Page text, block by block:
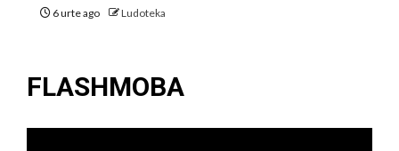
6 urte ago Ludoteka
FLASHMOBA